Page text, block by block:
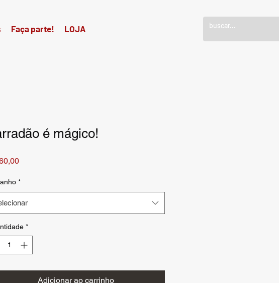
Faça parte! LOJA
é mágico!
Preço
*
*
Adicionar ao carrinho